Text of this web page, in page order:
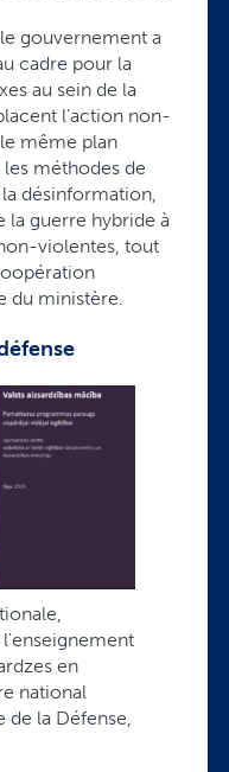
gouvernement a
cadre pour la
au sein de la
l'action non-
même plan
méthodes de
désinformation,
la guerre hybride à
violentes, tout
du ministère.
en
national
la Défense,